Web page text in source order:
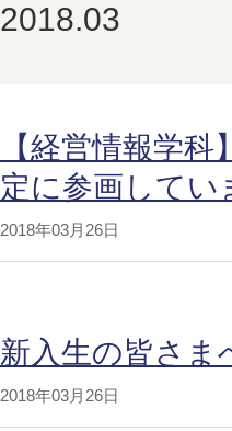
2018.03
【経営情報学
定に参画してい
2018年03月26日
新入生の皆さま
2018年03月26日